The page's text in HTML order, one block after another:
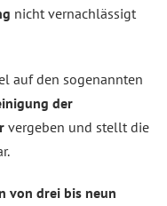
nicht vernachlässigt
auf den sogenannten
der
vergeben und stellt die
von drei bis neun